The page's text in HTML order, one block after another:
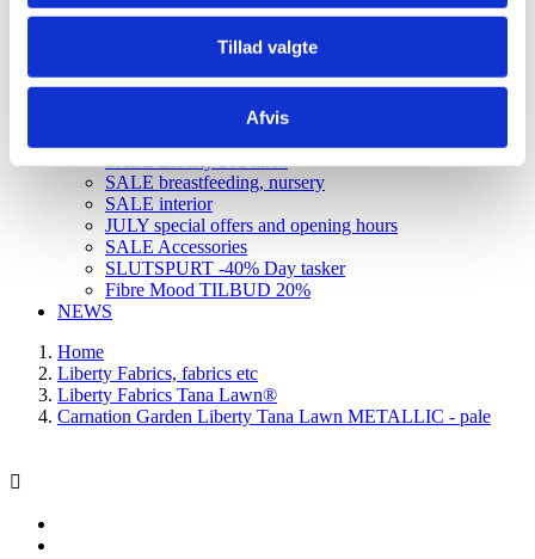
Tillad valgte
Afvis
TILBUD sytilbehør
SALE
SALE breastfeeding, nursery
SALE interior
JULY special offers and opening hours
SALE Accessories
SLUTSPURT -40% Day tasker
Fibre Mood TILBUD 20%
NEWS
Home
Liberty Fabrics, fabrics etc
Liberty Fabrics Tana Lawn®
Carnation Garden Liberty Tana Lawn METALLIC - pale
